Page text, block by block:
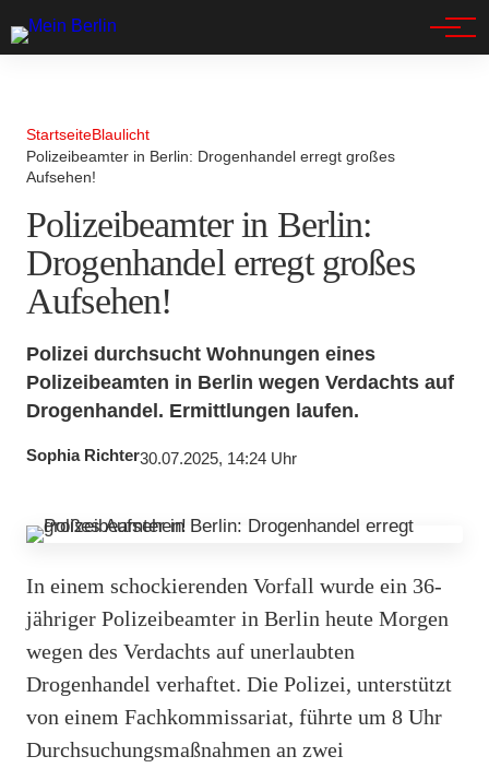
StartseiteBlaulicht
Polizeibeamter in Berlin: Drogenhandel erregt großes
Aufsehen!
Polizeibeamter in Berlin:
Drogenhandel erregt großes
Aufsehen!
Polizei durchsucht Wohnungen eines
Polizeibeamten in Berlin wegen Verdachts auf
Drogenhandel. Ermittlungen laufen.
Sophia Richter30.07.2025, 14:24 Uhr
In einem schockierenden Vorfall wurde ein 36-
jähriger Polizeibeamter in Berlin heute Morgen
wegen des Verdachts auf unerlaubten
Drogenhandel verhaftet. Die Polizei, unterstützt
von einem Fachkommissariat, führte um 8 Uhr
Durchsuchungsmaßnahmen an zwei